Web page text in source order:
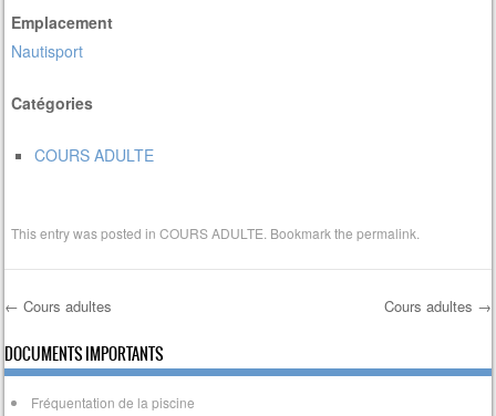
Emplacement
Nautisport
Catégories
COURS ADULTE
This entry was posted inCOURS ADULTE . Bookmark thepermalink
Post navigation
← Cours adultes Cours adultes →
DOCUMENTS IMPORTANTS
Fréquentation de la piscine